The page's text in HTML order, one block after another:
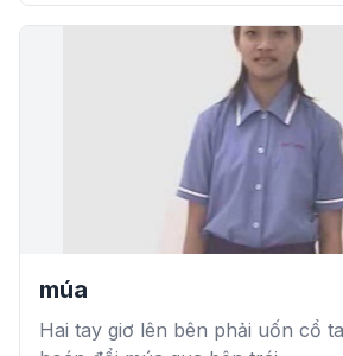
múa
Hai tay giơ lên bên phải uốn cổ